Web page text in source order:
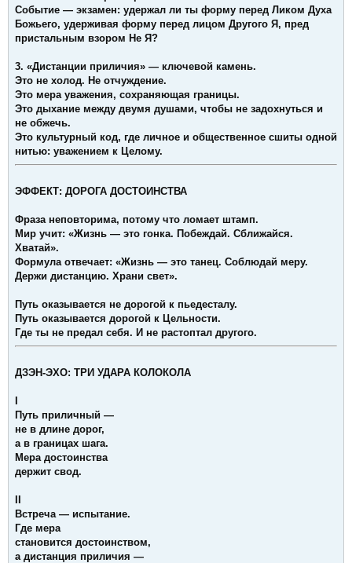
Событие — экзамен: удержал ли ты форму перед Ликом Духа
Божьего, удерживая форму перед лицом Другого Я, пред
пристальным взором Не Я?
3. «Дистанции приличия» — ключевой камень.
Это не холод. Не отчуждение.
Это мера уважения, сохраняющая границы.
Это дыхание между двумя душами, чтобы не задохнуться и
не обжечь.
Это культурный код, где личное и общественное сшиты одной
нитью: уважением к Целому.
ЭФФЕКТ: ДОРОГА ДОСТОИНСТВА
Фраза неповторима, потому что ломает штамп.
Мир учит: «Жизнь — это гонка. Побеждай. Сближайся.
Хватай».
Формула отвечает: «Жизнь — это танец. Соблюдай меру.
Держи дистанцию. Храни свет».
Путь оказывается не дорогой к пьедесталу.
Путь оказывается дорогой к Цельности.
Где ты не предал себя. И не растоптал другого.
ДЗЭН-ЭХО: ТРИ УДАРА КОЛОКОЛА
Путь приличный —
не в длине дорог,
а в границах шага.
Мера достоинства
держит свод.
Встреча — испытание.
Где мера
становится достоинством,
а дистанция приличия —